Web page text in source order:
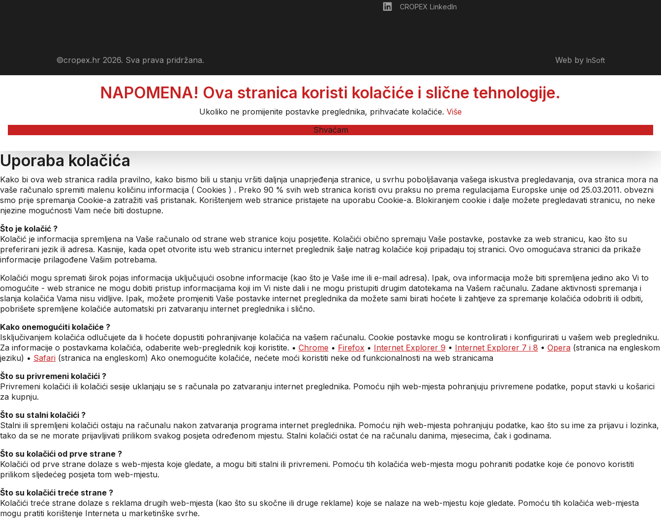
CROPEX LinkedIn
©cropex.hr 2026. Sva prava pridržana. Web by InSoft
NAPOMENA! Ova stranica koristi kolačiće i slične tehnologije.
Ukoliko ne promijenite postavke preglednika, prihvaćate kolačiće. Više
Shvaćam
Uporaba kolačića
Kako bi ova web stranica radila pravilno, kako bismo bili u stanju vršiti daljnja unaprjeđenja stranice, u svrhu poboljšavanja vašega iskustva pregledavanja, ova stranica mora na
vaše računalo spremiti malenu količinu informacija ( Cookies ) . Preko 90 % svih web stranica koristi ovu praksu no prema regulacijama Europske unije od 25.03.2011. obvezni
smo prije spremanja Cookie-a zatražiti vaš pristanak. Korištenjem web stranice pristajete na uporabu Cookie-a. Blokiranjem cookie i dalje možete pregledavati stranicu, no neke
njezine mogućnosti Vam neće biti dostupne.
Što je kolačić ?
Kolačić je informacija spremljena na Vaše računalo od strane web stranice koju posjetite. Kolačići obično spremaju Vaše postavke, postavke za web stranicu, kao što su
preferirani jezik ili adresa. Kasnije, kada opet otvorite istu web stranicu internet preglednik šalje natrag kolačiće koji pripadaju toj stranici. Ovo omogućava stranici da prikaže
informacije prilagođene Vašim potrebama.
Kolačići mogu spremati širok pojas informacija uključujući osobne informacije (kao što je Vaše ime ili e-mail adresa). Ipak, ova informacija može biti spremljena jedino ako Vi to
omogućite - web stranice ne mogu dobiti pristup informacijama koji im Vi niste dali i ne mogu pristupiti drugim datotekama na Vašem računalu. Zadane aktivnosti spremanja i
slanja kolačića Vama nisu vidljive. Ipak, možete promjeniti Vaše postavke internet preglednika da možete sami birati hoćete li zahtjeve za spremanje kolačića odobriti ili odbiti,
pobrišete spremljene kolačiće automatski pri zatvaranju internet preglednika i slično.
Kako onemogućiti kolačiće ?
Isključivanjem kolačića odlučujete da li hoćete dopustiti pohranjivanje kolačića na vašem računalu. Cookie postavke mogu se kontrolirati i konfigurirati u vašem web pregledniku.
Za informacije o postavkama kolačića, odaberite web-preglednik koji koristite. • Chrome • Firefox • Internet Explorer 9 • Internet Explorer 7 i 8 • Opera (stranica na engleskom
jeziku) • Safari (stranica na engleskom) Ako onemogućite kolačiće, nećete moći koristiti neke od funkcionalnosti na web stranicama
Što su privremeni kolačići ?
Privremeni kolačići ili kolačići sesije uklanjaju se s računala po zatvaranju internet preglednika. Pomoću njih web-mjesta pohranjuju privremene podatke, poput stavki u košarici
za kupnju.
Što su stalni kolačići ?
Stalni ili spremljeni kolačići ostaju na računalu nakon zatvaranja programa internet preglednika. Pomoću njih web-mjesta pohranjuju podatke, kao što su ime za prijavu i lozinka,
tako da se ne morate prijavljivati prilikom svakog posjeta određenom mjestu. Stalni kolačići ostat će na računalu danima, mjesecima, čak i godinama.
Što su kolačići od prve strane ?
Kolačići od prve strane dolaze s web-mjesta koje gledate, a mogu biti stalni ili privremeni. Pomoću tih kolačića web-mjesta mogu pohraniti podatke koje će ponovo koristiti
prilikom sljedećeg posjeta tom web-mjestu.
Što su kolačići treće strane ?
Kolačići treće strane dolaze s reklama drugih web-mjesta (kao što su skočne ili druge reklame) koje se nalaze na web-mjestu koje gledate. Pomoću tih kolačića web-mjesta
mogu pratiti korištenje Interneta u marketinške svrhe.